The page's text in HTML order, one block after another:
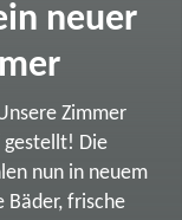
neuer
Zimmer
gestellt! Die
nun in neuem
Bäder, frische